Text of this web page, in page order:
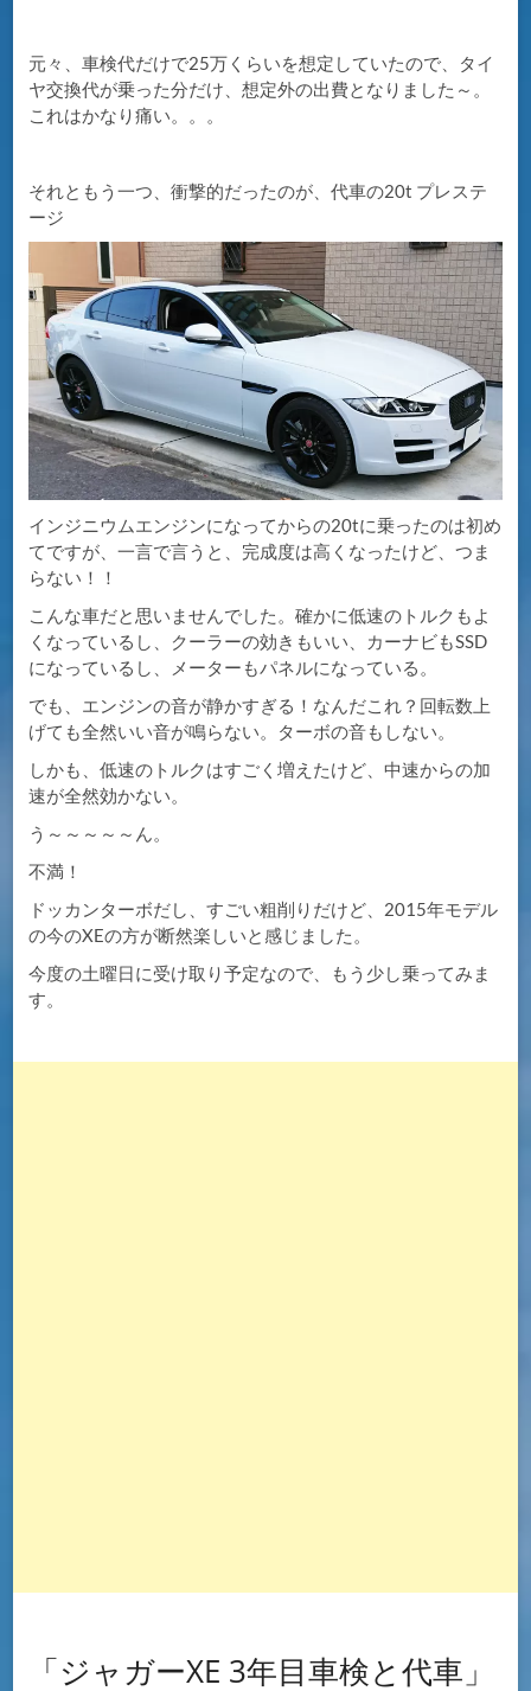
元々、車検代だけで25万くらいを想定していたので、タイ
ヤ交換代が乗った分だけ、想定外の出費となりました～。
これはかなり痛い。。。
それともう一つ、衝撃的だったのが、代車の20t プレステ
ージ
インジニウムエンジンになってからの20tに乗ったのは初め
てですが、一言で言うと、完成度は高くなったけど、つま
らない！！
こんな車だと思いませんでした。確かに低速のトルクもよ
くなっているし、クーラーの効きもいい、カーナビもSSD
になっているし、メーターもパネルになっている。
でも、エンジンの音が静かすぎる！なんだこれ？回転数上
げても全然いい音が鳴らない。ターボの音もしない。
しかも、低速のトルクはすごく増えたけど、中速からの加
速が全然効かない。
う～～～～～ん。
不満！
ドッカンターボだし、すごい粗削りだけど、2015年モデル
の今のXEの方が断然楽しいと感じました。
今度の土曜日に受け取り予定なので、もう少し乗ってみま
す。
「ジャガーXE 3年目車検と代車」